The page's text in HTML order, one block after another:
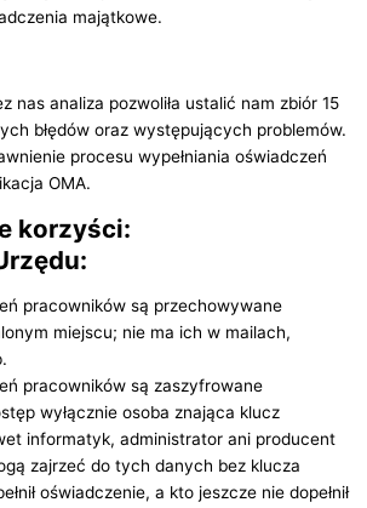
majątkowe.
nas analiza pozwoliła ustalić nam zbiór 15
błędów oraz występujących problemów.
procesu wypełniania oświadczeń
OMA.
korzyści:
pracowników są przechowywane
miejscu; nie ma ich w mailach,
pracowników są zaszyfrowane
wyłącznie osoba znająca klucz
informatyk, administrator ani producent
zajrzeć do tych danych bez klucza
oświadczenie, a kto jeszcze nie dopełnił